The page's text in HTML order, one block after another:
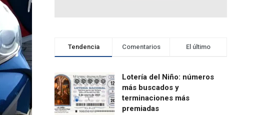
Tendencia Comentarios El último
Lotería del Niño: números
más buscados y
terminaciones más
premiadas